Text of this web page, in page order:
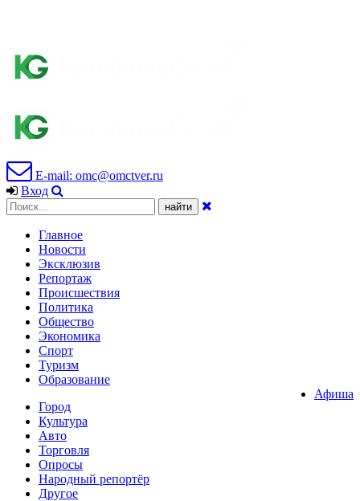
E-mail: omc@omctver.ru
Вход
Главное
Новости
Эксклюзив
Репортаж
Происшествия
Политика
Общество
Экономика
Спорт
Туризм
Образование
Афиша
Город
Культура
Авто
Торговля
Опросы
Народный репортёр
Другое